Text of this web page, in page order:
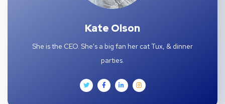
Kate Olson
She is the CEO. She's a big fan her cat Tux, & dinner
parties.